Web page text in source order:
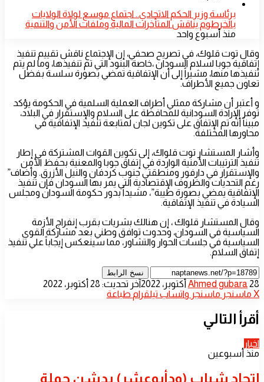
​برئاسة وزير الحكم الاتحادي.. اجتماع موسع لولاة الولايات
بالخرطوم يناقش المتأخرات المالية وملفات الأمن والتنمية
منذ أسبوع واحد
وقال توت قلوك، في تصريح صحفي، إن الإجتماع ناقش تقييم تنفيذ
إتفاقية جوبا لسلام السودان ،خاصة البنود التي تم تنفيذها، وما لم يتم
تنفيذها منها، مشيراً إلى أن الإتفاقية تمضي بصورة سلسة بفضل
تعاون جميع الأطراف.
و أعتبر أن مشاركة ممثلي أطراف العملية السلمية في الحكومة يؤكد
توفر الإرادة السودانية للمحافظة على السلام والإستقرار في البلاد،
مبيناً أنه تم الإتفاق على تكوين لجان لمتابعة تنفيذ الإتفاقية في
محاورها المختلفة.
وأشار المستشار توت قلواك، إلى تكوين القوات المشتركة في إطار
تنفيذ الترتيبات الأمنية الواردة في إتفاق جوبا والمعنية بحفظ الأمن
والإستقرار في دارفور ومنطقتي جنوب كردفان والنيل الأزرق. وأضاف”
رغم التحديات والظروف الإقتصادية التي يمر بها السودان فإن تنفيذ
الإتفاقية يمضي بصورة طيبة”، مشيداً بدور حكومة السودان ومجلس
السيادة في تنفيذ الإتفاقية.
وقال المستشار قلواك ، إن هنالك بشريات بقرب إنفراج الأزمة
السياسية في السودان، وحدوث توافق وطني بعد مشاركة القوى
السياسية في جلسات الحوار والتشاور، مما سينعكس إيجاباً علي تنفيذ
إتفاق السلام.
نسخ الرابط
Ahmed gubara
أرسل
بريدا
إلكترونيا
28 أكتوبر، 2022
آخر تحديث: 28 أكتوبر، 2022
‫X ماسنجر ماسنجر واتساب تيلقرام طباعة
أقرأ التالي
اخبار
منذ أسبوعين
إتحاد شباب (ودأبوعشر) يدشن حملة